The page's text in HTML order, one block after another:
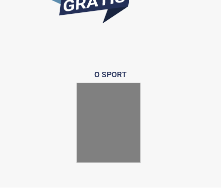
O SPORT